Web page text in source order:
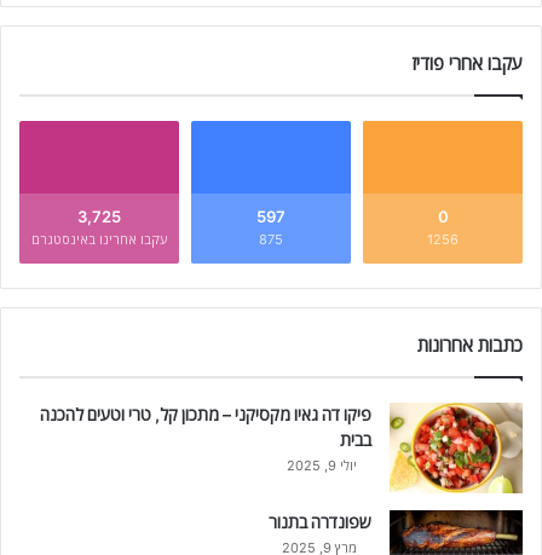
עקבו אחרי פודיז
0
1256
597
875
3,725
עקבו אחרינו באינסטגרם
כתבות אחרונות
פיקו דה גאיו מקסיקני – מתכון קל, טרי וטעים להכנה
בבית
יולי 9, 2025
שפונדרה בתנור
מרץ 9, 2025